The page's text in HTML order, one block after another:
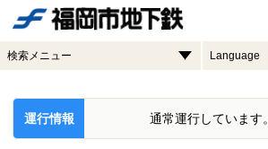
検索メニュー Language
運行情報 通常運行しています。